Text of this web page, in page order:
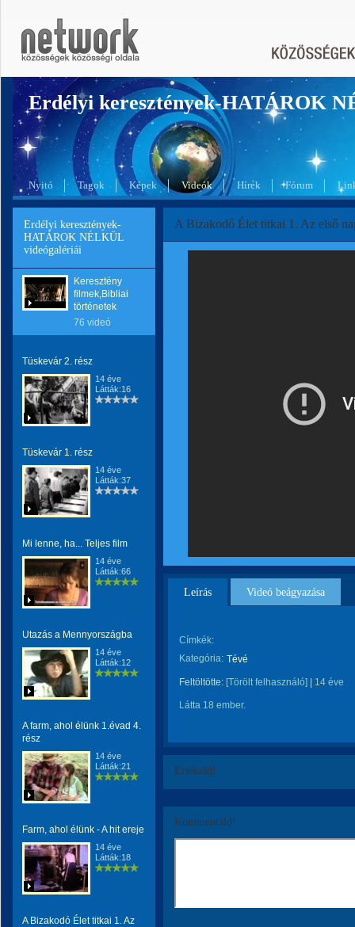
Erdélyi keresztények-HATÁROK
Nyitó Tagok Képek Videók Hírek Fórum
Erdélyi keresztények-
HATÁROK NÉLKÜL
videógalériái
Keresztény
filmek,Bibliai
történetek
76 videó
Tüskevár 2. rész
14 éve
Látták:16
Tüskevár 1. rész
14 éve
Látták:37
Mi lenne, ha... Teljes film
14 éve
Látták:66
Utazás a Mennyországba
14 éve
Látták:12
A farm, ahol élünk 1.évad 4.
rész
14 éve
Látták:21
Farm, ahol élünk - A hit ereje
14 éve
Látták:18
A Bizakodó Élet titkai 1. Az
A Bizakodó Élet titkai 1. Az első
Leírás Videó beágyazása
Címkék:
Kategória: Tévé
Feltöltötte: [Törölt felhasználó] 14 éve
Látta 18 ember.
Értékeld!
Kommentáld!